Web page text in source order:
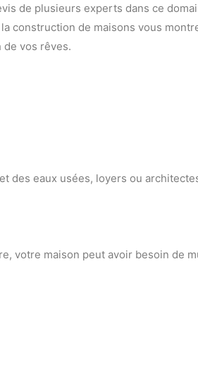
de plusieurs experts dans ce
construction de maisons vous
vos rêves.
des eaux usées, loyers ou
votre maison peut avoir besoin de